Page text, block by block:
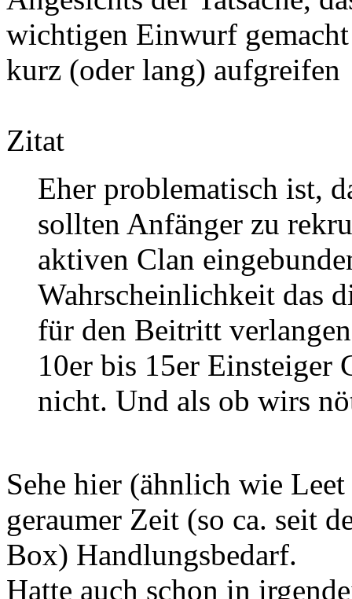
wichtigen Einwurf
kurz (oder lang) aufgreifen
Zitat
Eher problematisch ist,
sollten Anfänger zu
aktiven Clan
Wahrscheinlichkeit das
für den Beitritt
10er bis 15er Einsteiger
nicht. Und als ob wirs
Sehe hier (ähnlich wie
geraumer Zeit (so ca. seit
Box) Handlungsbedarf.
Hatte auch schon in